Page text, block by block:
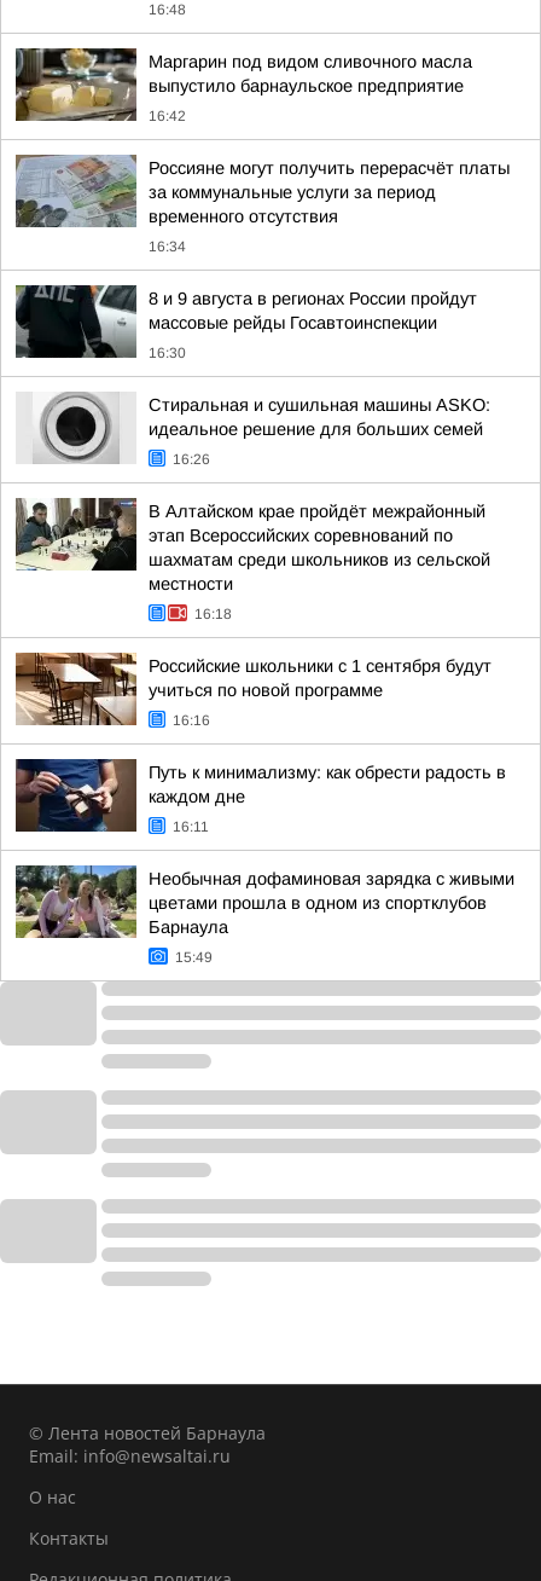
16:48
Маргарин под видом сливочного масла
выпустило барнаульское предприятие
16:42
Россияне могут получить перерасчёт платы
за коммунальные услуги за период
временного отсутствия
16:34
8 и 9 августа в регионах России пройдут
массовые рейды Госавтоинспекции
16:30
Стиральная и сушильная машины ASKO:
идеальное решение для больших семей
16:26
В Алтайском крае пройдёт межрайонный
этап Всероссийских соревнований по
шахматам среди школьников из сельской
местности
16:18
Российские школьники с 1 сентября будут
учиться по новой программе
16:16
Путь к минимализму: как обрести радость в
каждом дне
16:11
Необычная дофаминовая зарядка с живыми
цветами прошла в одном из спортклубов
Барнаула
15:49
© Лента новостей Барнаула
Email: info@newsaltai.ru
О нас
Контакты